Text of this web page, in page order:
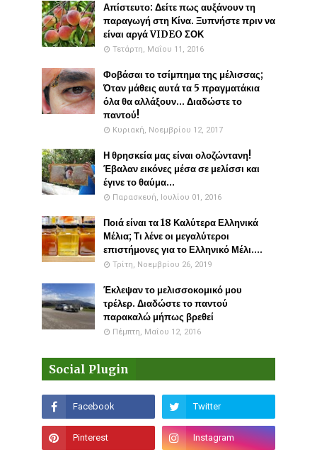
Απίστευτο: Δείτε πως αυξάνουν τη
παραγωγή στη Κίνα. Ξυπνήστε πριν να
είναι αργά VIDEO ΣΟΚ
Τετάρτη, Μαΐου 11, 2016
Φοβάσαι το τσίμπημα της μέλισσας;
Όταν μάθεις αυτά τα 5 πραγματάκια
όλα θα αλλάξουν... Διαδώστε το
παντού!
Κυριακή, Νοεμβρίου 12, 2017
Η θρησκεία μας είναι ολοζώντανη!
Έβαλαν εικόνες μέσα σε μελίσσι και
έγινε το θαύμα...
Παρασκευή, Ιουλίου 01, 2016
Ποιά είναι τα 18 Καλύτερα Ελληνικά
Μέλια; Τι λένε οι μεγαλύτεροι
επιστήμονες για το Ελληνικό Μέλι....
Τρίτη, Νοεμβρίου 26, 2019
Έκλεψαν το μελισσοκομικό μου
τρέλερ. Διαδώστε το παντού
παρακαλώ μήπως βρεθεί
Πέμπτη, Μαΐου 12, 2016
Social Plugin